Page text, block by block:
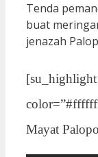
Tenda
buat
jenazah
Mayat